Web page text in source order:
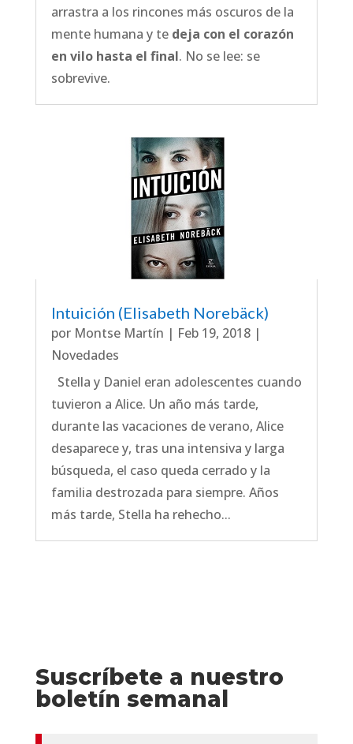
arrastra a los rincones más oscuros de la
mente humana y te deja con el corazón
en vilo hasta el final. No se lee: se
sobrevive.
Intuición (Elisabeth Norebäck)
por Montse Martín | Feb 19, 2018|
Novedades
Stella y Daniel eran adolescentes cuando
tuvieron a Alice. Un año más tarde,
durante las vacaciones de verano, Alice
desaparece y, tras una intensiva y larga
búsqueda, el caso queda cerrado y la
familia destrozada para siempre. Años
más tarde, Stella ha rehecho...
Suscríbete a nuestro
boletín semanal